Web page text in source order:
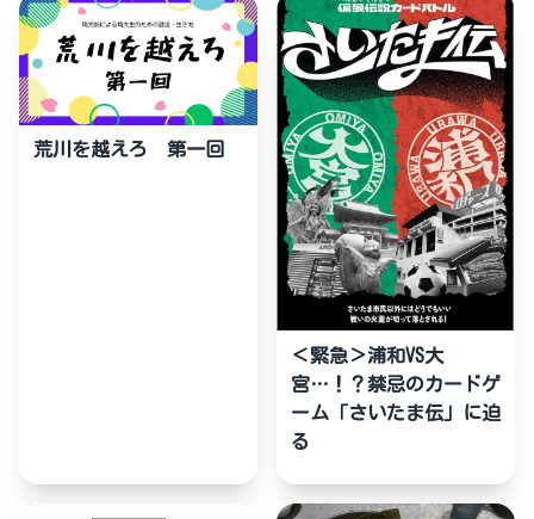
荒川を越えろ 第一回
＜緊急＞浦和VS大
宮…！？禁忌のカードゲ
ーム「さいたま伝」に迫
る